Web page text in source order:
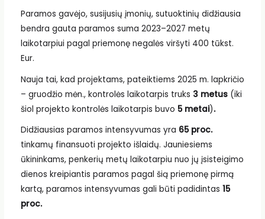
Paramos gavėjo, susijusių įmonių, sutuoktinių didžiausia
bendra gauta paramos suma 2023–2027 metų
laikotarpiui pagal priemonę negalės viršyti 400 tūkst.
Eur.
Nauja tai, kad projektams, pateiktiems 2025 m. lapkričio
– gruodžio mėn., kontrolės laikotarpis truks 3 metus(iki
šiol projekto kontrolės laikotarpis buvo 5 metai).
Didžiausias paramos intensyvumas yra 65 proc.
tinkamų finansuoti projekto išlaidų. Jauniesiems
ūkininkams, penkerių metų laikotarpiu nuo jų įsisteigimo
dienos kreipiantis paramos pagal šią priemonę pirmą
kartą, paramos intensyvumas gali būti padidintas 15
proc.